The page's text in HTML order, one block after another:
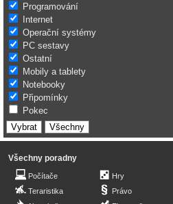
Programování
Internet
Operační systémy
PC sestavy
Ostatní
Mobily a tablety
Notebooky
Připomínky
Pokec
Všechny poradny
Počítače
Teraristika
Hry
Právo